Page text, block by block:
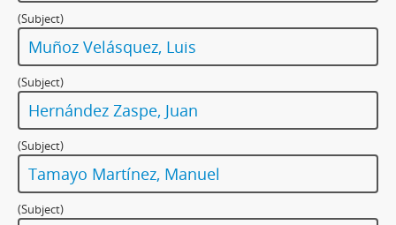
(Subject)
Muñoz Velásquez, Luis
(Subject)
Hernández Zaspe, Juan
(Subject)
Tamayo Martínez, Manuel
(Subject)